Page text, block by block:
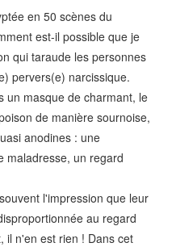
en 50 scènes du
est-il possible que je
qui taraude les personnes
pervers(e) narcissique.
un masque de charmant, le
de manière sournoise,
anodines : une
maladresse, un regard
l'impression que leur
au regard
il n'en est rien ! Dans cet